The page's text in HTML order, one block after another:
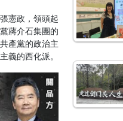
憲政，領頭起
蔣介石集團的
產黨的政治主
義的西化派。